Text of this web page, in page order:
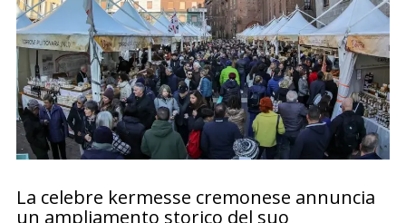
La celebre kermesse cremonese annuncia
un ampliamento storico del suo